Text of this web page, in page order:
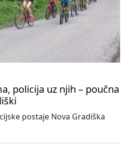
policija uz njih – poučna
postaje Nova Gradiška